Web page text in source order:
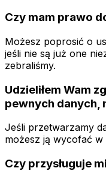
Czy mam prawo
Możesz poprosić o
jeśli nie są już one
zebraliśmy.
Udzieliłem Wam
pewnych danych,
Jeśli przetwarzamy
możesz ją wycofać w
Czy przysługuje